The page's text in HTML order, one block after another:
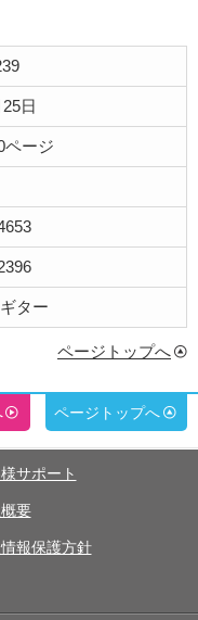
日
ページ
ター
ページトップへ
ページトップへ
サポート
要
報保護方針